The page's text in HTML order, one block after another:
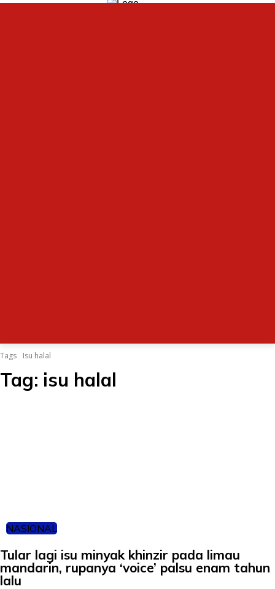
Tags Isu halal
Tag: isu halal
NASIONAL
Tular lagi isu minyak khinzir pada limau
mandarin, rupanya ‘voice’ palsu enam tahun
lalu